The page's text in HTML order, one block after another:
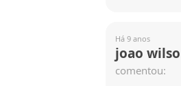
Há 9 anos
joao
comentou: